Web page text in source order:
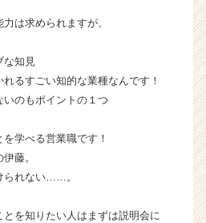
は求められますが、
な知見
るすごい知的な業種なんです！
のもポイントの１つ
学べる営業職です！
藤。
られない……。
を知りたい人はまずは説明会に